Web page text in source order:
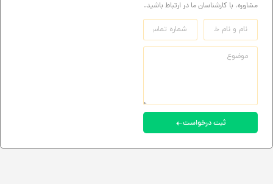
مشاوره، با کارشناسان ما در ارتباط باشید.
ثبت درخواست